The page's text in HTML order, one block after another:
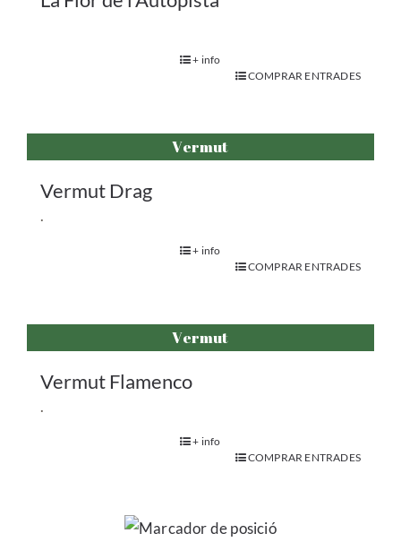
+ info
COMPRAR ENTRADES
Vermut
Vermut Drag
.
+ info
COMPRAR ENTRADES
Vermut
Vermut Flamenco
.
+ info
COMPRAR ENTRADES